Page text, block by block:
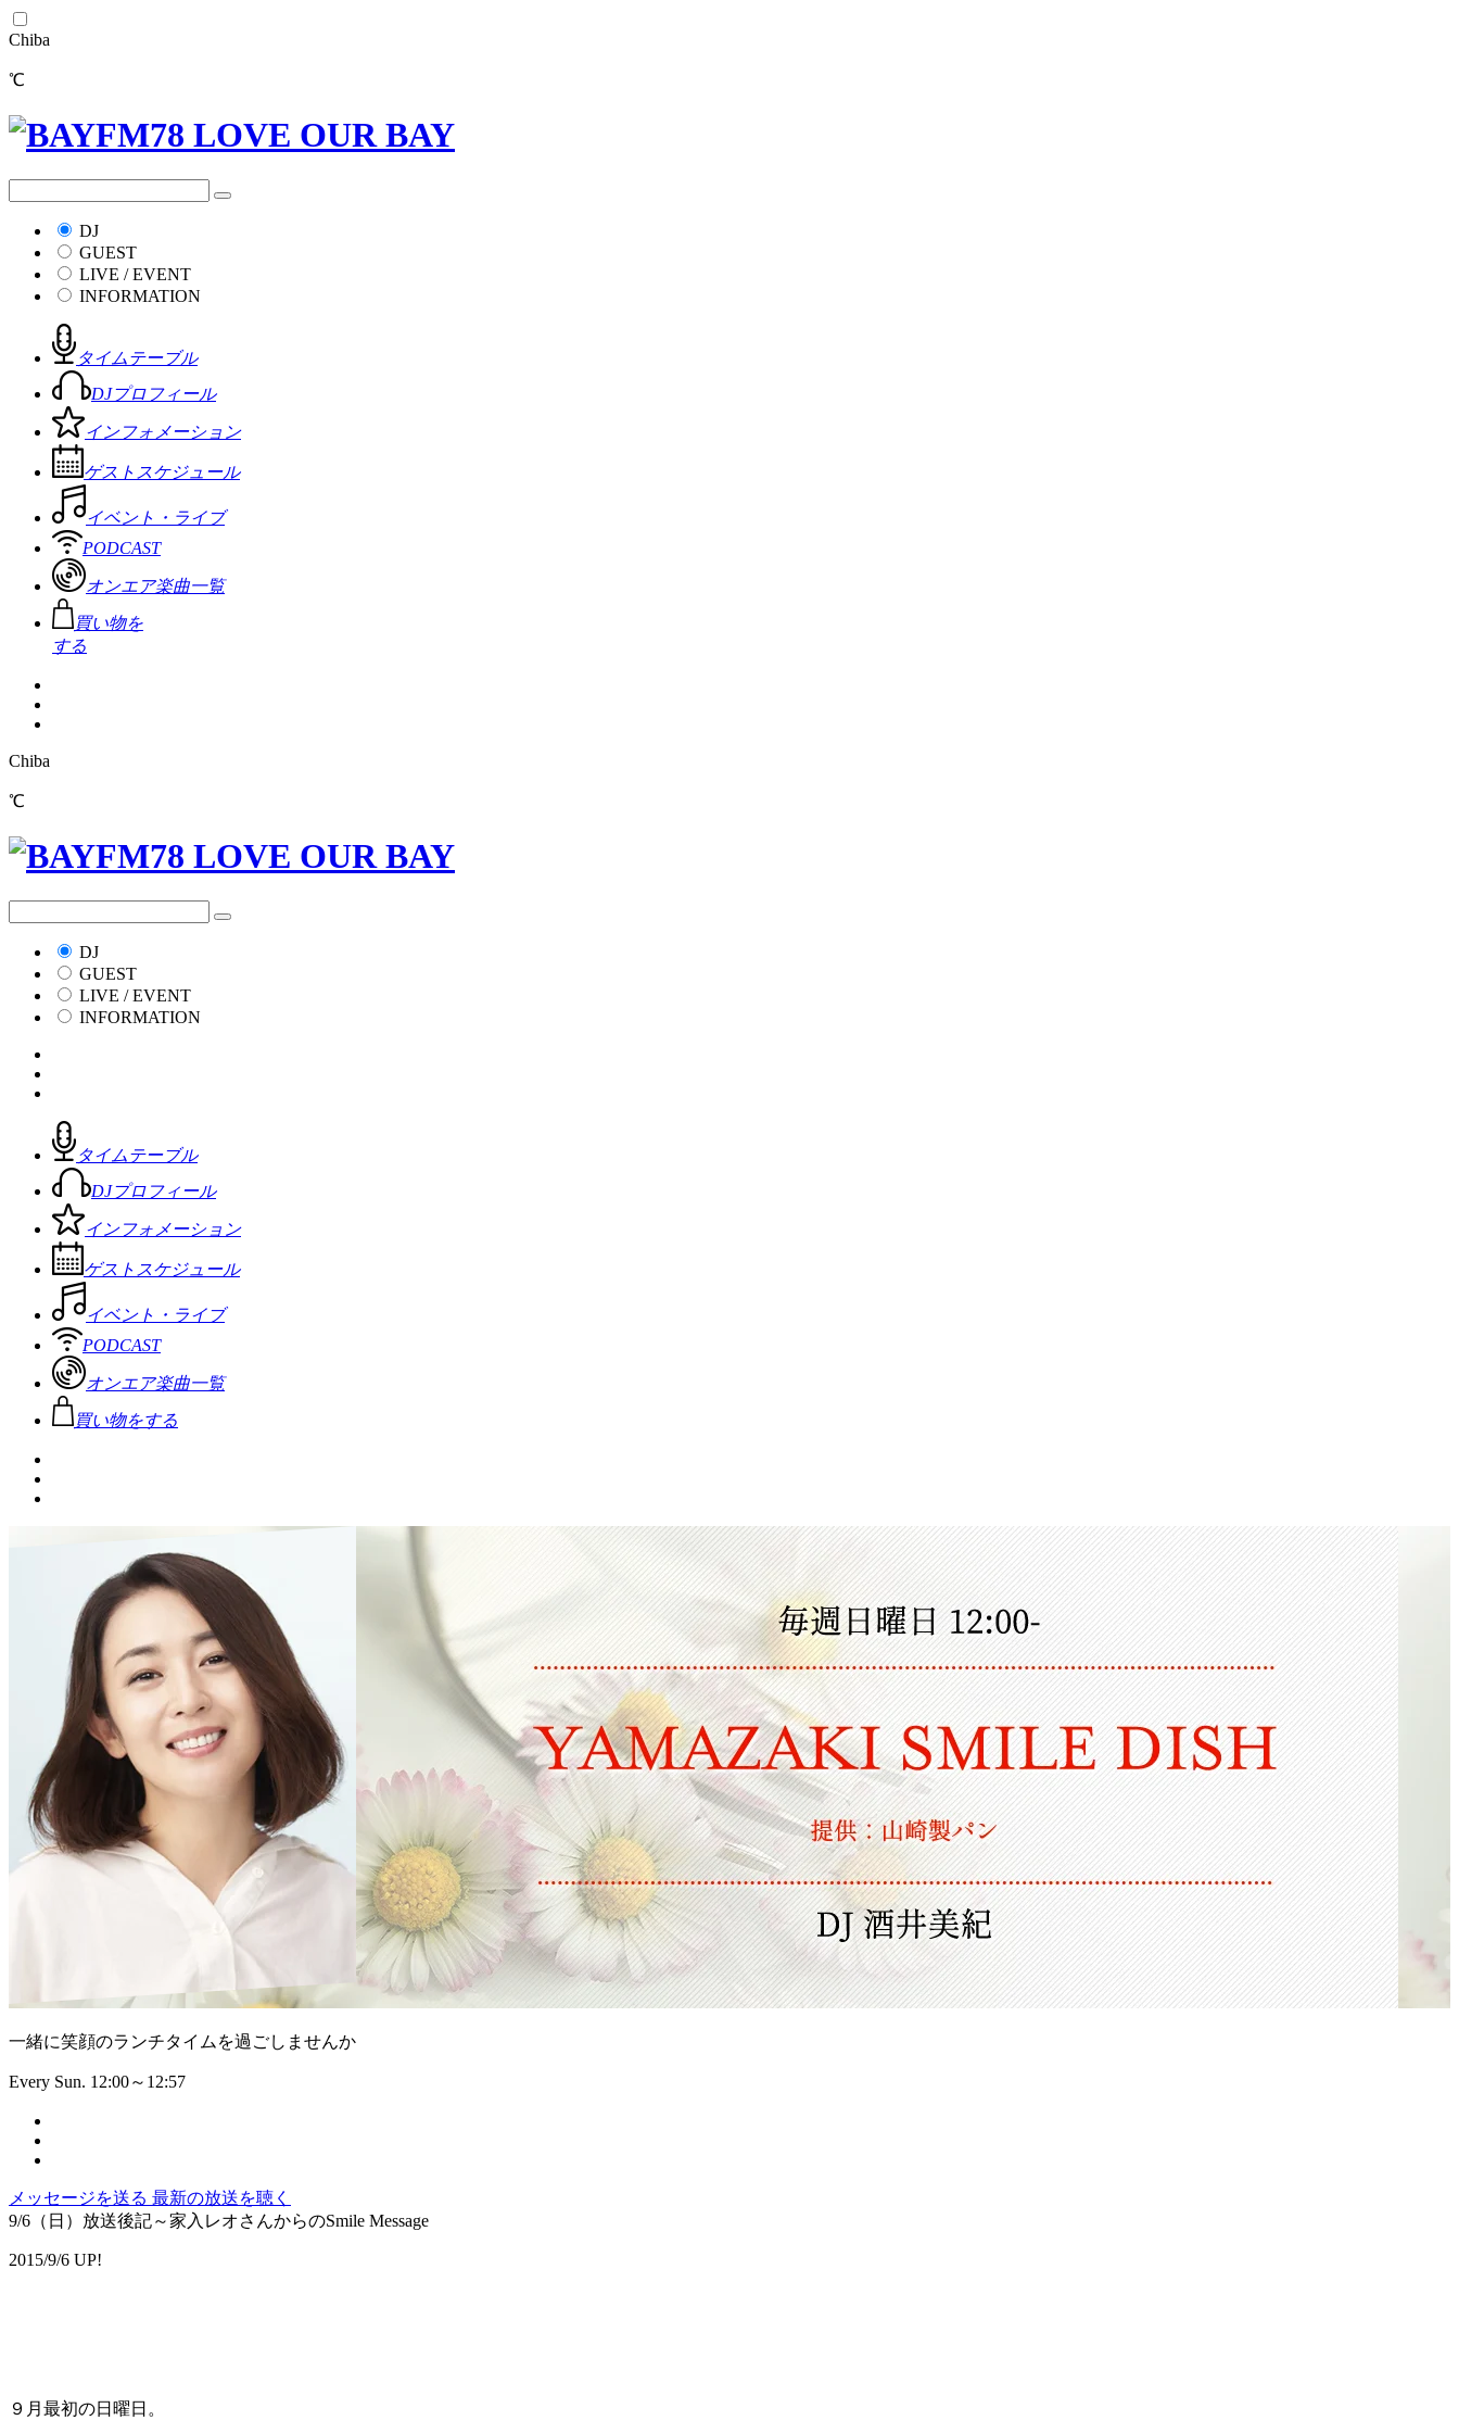
Chiba
℃
DJ
GUEST
LIVE / EVENT
INFORMATION
タイムテーブル
DJプロフィール
インフォメーション
ゲストスケジュール
イベント・ライブ
PODCAST
オンエア楽曲一覧
買い物を
する
Chiba
℃
DJ
GUEST
LIVE / EVENT
INFORMATION
タイムテーブル
DJプロフィール
インフォメーション
ゲストスケジュール
イベント・ライブ
PODCAST
オンエア楽曲一覧
買い物をする
一緒に笑顔のランチタイムを過ごしませんか
Every Sun. 12:00～12:57
メッセージを送る 最新の放送を聴く
9/6（日）放送後記～家入レオさんからのSmile Message
2015/9/6 UP!
９月最初の日曜日。